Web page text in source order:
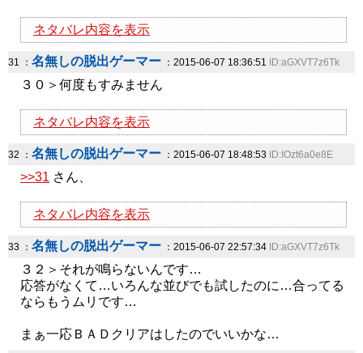
ネタバレ内容を表示
31 ： 名無しの脱出ゲーマー ：2015-06-07 18:36:51 ID:aGXVT7z6Tk
３０＞何度もすみません
ネタバレ内容を表示
32 ： 名無しの脱出ゲーマー ：2015-06-07 18:48:53 ID:IOzt6a0e8E
>>31 さん、
ネタバレ内容を表示
33 ： 名無しの脱出ゲーマー ：2015-06-07 22:57:34 ID:aGXVT7z6Tk
３２＞それが鳴らないんです…
応答がなくて…いろんな並びでも試したのに…合ってる
ならもうムリです…
まぁ一応ＢＡＤクリアはしたのでいいかな…